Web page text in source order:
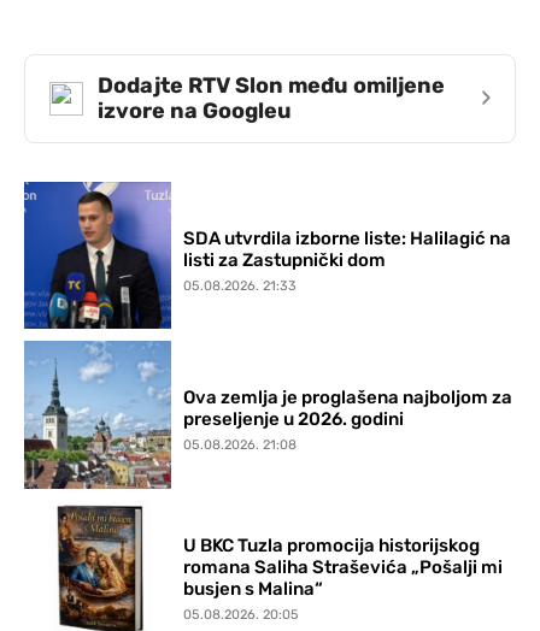
Dodajte RTV Slon među omiljene
izvore na Googleu
›
SDA utvrdila izborne liste: Halilagić na
listi za Zastupnički dom
05.08.2026. 21:33
Ova zemlja je proglašena najboljom za
preseljenje u 2026. godini
05.08.2026. 21:08
U BKC Tuzla promocija historijskog
romana Saliha Straševića „Pošalji mi
busjen s Malina“
05.08.2026. 20:05